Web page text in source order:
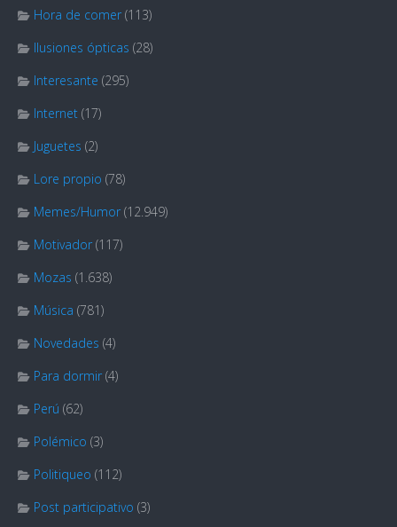
Hora de comer (113)
Ilusiones ópticas (28)
Interesante (295)
Internet (17)
Juguetes (2)
Lore propio (78)
Memes/Humor (12.949)
Motivador (117)
Mozas (1.638)
Música (781)
Novedades (4)
Para dormir (4)
Perú (62)
Polémico (3)
Politiqueo (112)
Post participativo (3)